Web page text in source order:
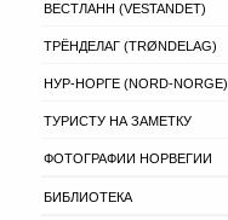
ВЕСТЛАНН (VESTANDET)
ТРЁНДЕЛАГ (TRØNDELAG)
НУР-НОРГЕ (NORD-NORGE)
ТУРИСТУ НА ЗАМЕТКУ
ФОТОГРАФИИ НОРВЕГИИ
БИБЛИОТЕКА